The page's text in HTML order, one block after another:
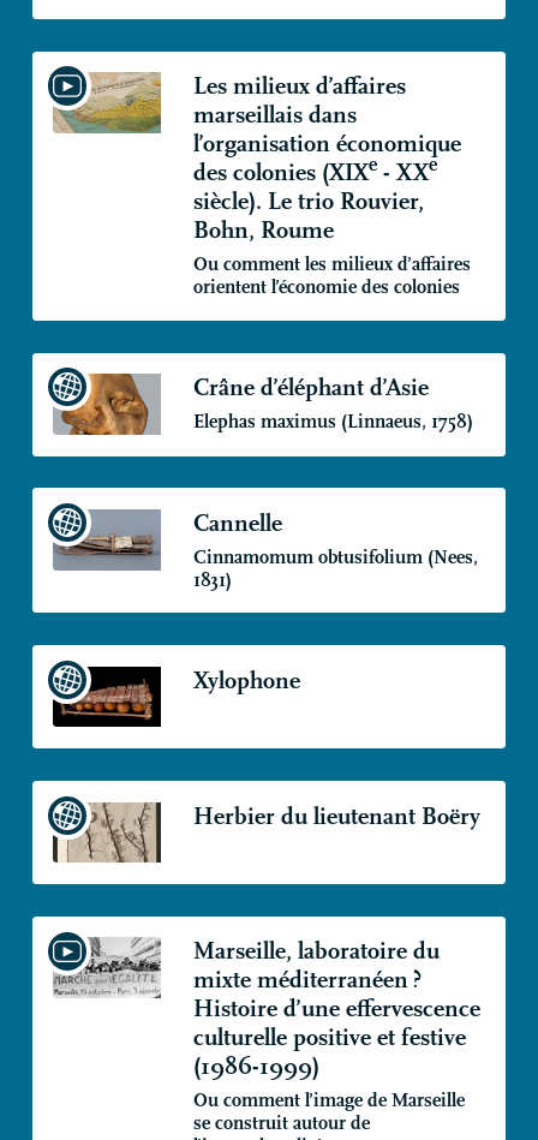
Les milieux d’affaires
marseillais dans
l’organisation économique
des colonies (XIXe-XXe
siècle). Le trio Rouvier,
Bohn, Roume
Ou comment les milieux d’affaires
orientent l’économie des colonies
Crâne d’éléphant d’Asie
Elephas maximus (Linnaeus, 1758)
Cannelle
Cinnamomum obtusifolium (Nees,
1831)
Xylophone
Herbier du lieutenant Boëry
Marseille, laboratoire du
mixte méditerranéen?
Histoire d’une effervescence
culturelle positive et festive
(1986-1999)
Ou comment l’image de Marseille
se construit autour de